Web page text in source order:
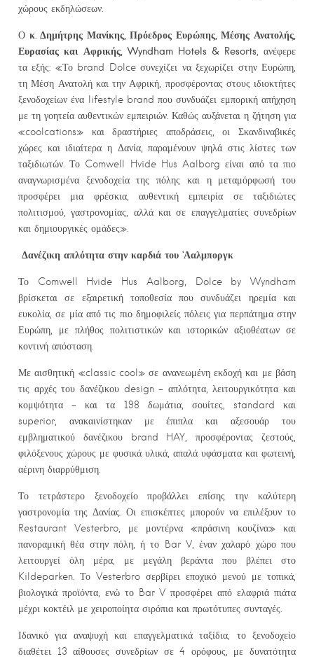
χώρους εκδηλώσεων.
Ο κ. Δημήτρης Μανίκης, Πρόεδρος Ευρώπης, Μέσης Ανατολής,
Ευρασίας και Αφρικής, Wyndham Hotels & Resorts , ανέφερε
τα εξής: «Το brand Dolce συνεχίζει να ξεχωρίζει στην Ευρώπη,
τη Μέση Ανατολή και την Αφρική, προσφέροντας στους ιδιοκτήτες
ξενοδοχείων ένα lifestyle brand που συνδυάζει εμπορική απήχηση
με τη γοητεία αυθεντικών εμπειριών. Καθώς αυξάνεται η ζήτηση για
«coolcations» και δραστήριες αποδράσεις, οι Σκανδιναβικές
χώρες και ιδιαίτερα η Δανία, παραμένουν ψηλά στις λίστες των
ταξιδιωτών. Το Comwell Hvide Hus Aalborg είναι από τα πιο
αναγνωρισμένα ξενοδοχεία της πόλης και η μεταμόρφωσή του
προσφέρει μια φρέσκια, αυθεντική εμπειρία σε ταξιδιώτες
πολιτισμού, γαστρονομίας, αλλά και σε επαγγελματίες συνεδρίων
και δημιουργικές ομάδες».
Δανέζικη απλότητα στην καρδιά του ‘Ααλμποργκ
Το Comwell Hvide Hus Aalborg, Dolce by Wyndham
βρίσκεται σε εξαιρετική τοποθεσία που συνδυάζει ηρεμία και
ευκολία, σε μία από τις πιο δημοφιλείς πόλεις για περπάτημα στην
Ευρώπη, με πλήθος πολιτιστικών και ιστορικών αξιοθέατων σε
κοντινή απόσταση.
Με αισθητική «classic cool» σε ανανεωμένη εκδοχή και με βάση
τις αρχές του δανέζικου design – απλότητα, λειτουργικότητα και
κομψότητα – και τα 198 δωμάτια, σουίτες, standard και
superior, ανακαινίστηκαν με έπιπλα και αξεσουάρ του
εμβληματικού δανέζικου brand HAY, προσφέροντας ζεστούς,
φιλόξενους χώρους με φυσικά υλικά, απαλά υφάσματα και φωτεινή,
αέρινη διαρρύθμιση.
Το τετράστερο ξενοδοχείο προβάλλει επίσης την καλύτερη
γαστρονομία της Δανίας. Οι επισκέπτες μπορούν να επιλέξουν το
Restaurant Vesterbro, με μοντέρνα «πράσινη κουζίνα» και
πανοραμική θέα στην πόλη, ή το Bar V, έναν χαλαρό χώρο που
λειτουργεί όλη μέρα, με μεγάλη βεράντα που βλέπει στο
Kildeparken. Το Vesterbro σερβίρει εποχικό μενού με τοπικά,
βιολογικά προϊόντα, ενώ το Bar V προσφέρει από ελαφριά πιάτα
μέχρι κοκτέιλ με χειροποίητα σιρόπια και πρωτότυπες συνταγές.
Ιδανικό για αναψυχή και επαγγελματικά ταξίδια, το ξενοδοχείο
διαθέτει 13 αίθουσες συνεδρίων σε 4 ορόφους, με δυνατότητα